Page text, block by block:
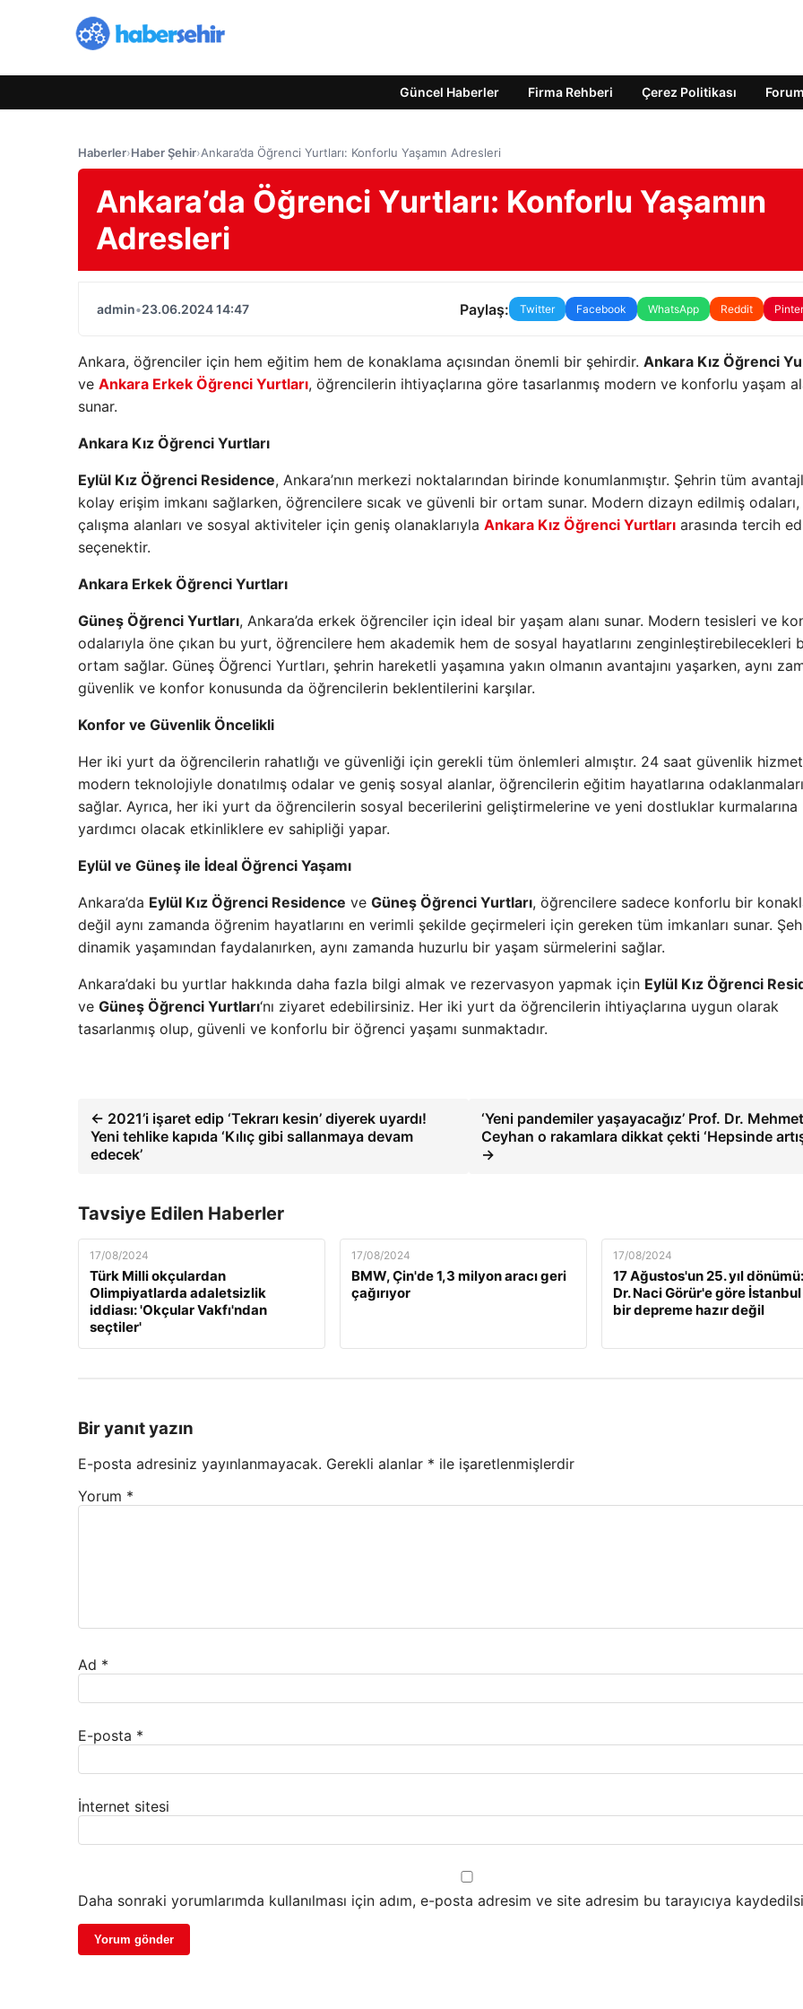
Güncel Haberler Firma Rehberi Çerez Politikası Forum
Haberler›Haber Şehir›Ankara’da Öğrenci Yurtları: Konforlu Yaşamın Adresleri
Ankara’da Öğrenci Yurtları: Konforlu Yaşamın
Adresleri
admin•23.06.2024 14:47 Paylaş: Twitter Facebook WhatsApp Reddit
Ankara, öğrenciler için hem eğitim hem de konaklama açısından önemli bir şehirdir. Ankara Kız Öğrenci
ve Ankara Erkek Öğrenci Yurtları, öğrencilerin ihtiyaçlarına göre tasarlanmış modern ve konforlu yaşam
sunar.
Ankara Kız Öğrenci Yurtları
Eylül Kız Öğrenci Residence, Ankara’nın merkezi noktalarından birinde konumlanmıştır. Şehrin tüm
kolay erişim imkanı sağlarken, öğrencilere sıcak ve güvenli bir ortam sunar. Modern dizayn edilmiş odaları,
çalışma alanları ve sosyal aktiviteler için geniş olanaklarıyla Ankara Kız Öğrenci Yurtları arasında tercih
seçenektir.
Ankara Erkek Öğrenci Yurtları
Güneş Öğrenci Yurtları, Ankara’da erkek öğrenciler için ideal bir yaşam alanı sunar. Modern tesisleri ve
odalarıyla öne çıkan bu yurt, öğrencilere hem akademik hem de sosyal hayatlarını zenginleştirebilecekleri
ortam sağlar. Güneş Öğrenci Yurtları, şehrin hareketli yaşamına yakın olmanın avantajını yaşarken, aynı
güvenlik ve konfor konusunda da öğrencilerin beklentilerini karşılar.
Konfor ve Güvenlik Öncelikli
Her iki yurt da öğrencilerin rahatlığı ve güvenliği için gerekli tüm önlemleri almıştır. 24 saat güvenlik
modern teknolojiyle donatılmış odalar ve geniş sosyal alanlar, öğrencilerin eğitim hayatlarına
sağlar. Ayrıca, her iki yurt da öğrencilerin sosyal becerilerini geliştirmelerine ve yeni dostluklar kurmalarına
yardımcı olacak etkinliklere ev sahipliği yapar.
Eylül ve Güneş ile İdeal Öğrenci Yaşamı
Ankara’da Eylül Kız Öğrenci Residence ve Güneş Öğrenci Yurtları, öğrencilere sadece konforlu bir
değil aynı zamanda öğrenim hayatlarını en verimli şekilde geçirmeleri için gereken tüm imkanları sunar.
dinamik yaşamından faydalanırken, aynı zamanda huzurlu bir yaşam sürmelerini sağlar.
Ankara’daki bu yurtlar hakkında daha fazla bilgi almak ve rezervasyon yapmak için Eylül Kız Öğrenci
ve Güneş Öğrenci Yurtları‘nı ziyaret edebilirsiniz. Her iki yurt da öğrencilerin ihtiyaçlarına uygun olarak
tasarlanmış olup, güvenli ve konforlu bir öğrenci yaşamı sunmaktadır.
← 2021’i işaret edip ‘Tekrarı kesin’ diyerek uyardı!
Yeni tehlike kapıda ‘Kılıç gibi sallanmaya devam
edecek’
‘Yeni pandemiler yaşayacağız’ Prof. Dr. Mehmet
Ceyhan o rakamlara dikkat çekti ‘Hepsinde
→
Tavsiye Edilen Haberler
17/08/2024
Türk Milli okçulardan
Olimpiyatlarda adaletsizlik
iddiası: 'Okçular Vakfı'ndan
seçtiler'
17/08/2024
BMW, Çin'de 1,3 milyon aracı geri
çağırıyor
17/08/2024
17 Ağustos'un 25. yıl
Dr. Naci Görür'e göre
bir depreme hazır değil
Bir yanıt yazın
E-posta adresiniz yayınlanmayacak. Gerekli alanlar * ile işaretlenmişlerdir
Yorum *
Ad *
E-posta *
İnternet sitesi
Daha sonraki yorumlarımda kullanılması için adım, e-posta adresim ve site adresim bu tarayıcıya